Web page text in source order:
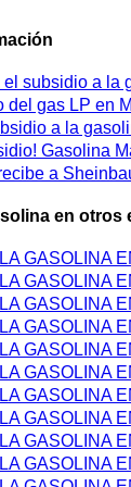
subsidio a la
del gas LP en
a la
Gasolina
a
en otros
GASOLINA
GASOLINA
GASOLINA
GASOLINA
GASOLINA
GASOLINA
GASOLINA
GASOLINA
GASOLINA
GASOLINA